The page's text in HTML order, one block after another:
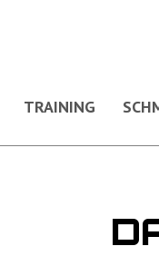
TRAINING